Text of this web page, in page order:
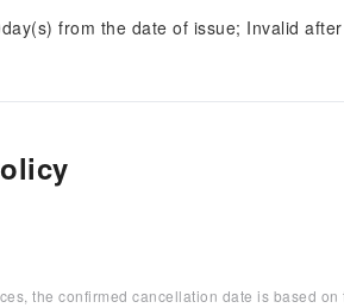
from the date of issue; Invalid
the confirmed cancellation date is based